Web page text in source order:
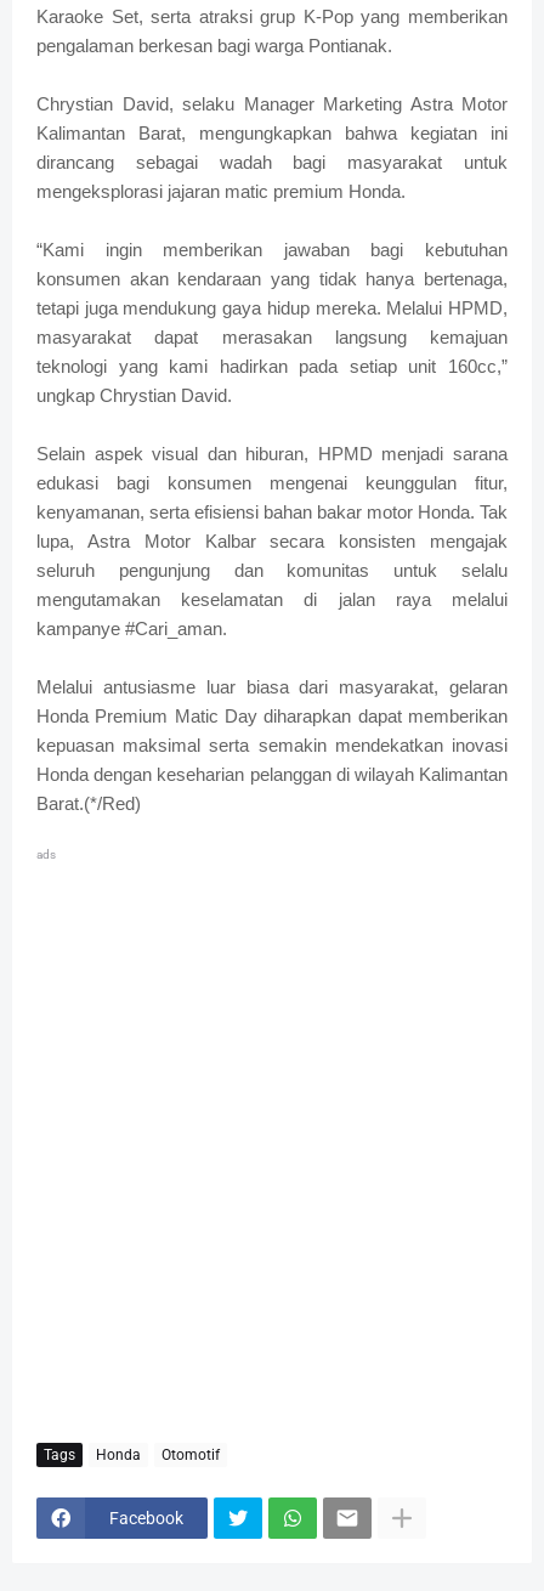
Karaoke Set, serta atraksi grup K-Pop yang memberikan
pengalaman berkesan bagi warga Pontianak.
Chrystian David, selaku Manager Marketing Astra Motor
Kalimantan Barat, mengungkapkan bahwa kegiatan ini
dirancang sebagai wadah bagi masyarakat untuk
mengeksplorasi jajaran matic premium Honda.
“Kami ingin memberikan jawaban bagi kebutuhan
konsumen akan kendaraan yang tidak hanya bertenaga,
tetapi juga mendukung gaya hidup mereka. Melalui HPMD,
masyarakat dapat merasakan langsung kemajuan
teknologi yang kami hadirkan pada setiap unit 160cc,”
ungkap Chrystian David.
Selain aspek visual dan hiburan, HPMD menjadi sarana
edukasi bagi konsumen mengenai keunggulan fitur,
kenyamanan, serta efisiensi bahan bakar motor Honda. Tak
lupa, Astra Motor Kalbar secara konsisten mengajak
seluruh pengunjung dan komunitas untuk selalu
mengutamakan keselamatan di jalan raya melalui
kampanye #Cari_aman.
Melalui antusiasme luar biasa dari masyarakat, gelaran
Honda Premium Matic Day diharapkan dapat memberikan
kepuasan maksimal serta semakin mendekatkan inovasi
Honda dengan keseharian pelanggan di wilayah Kalimantan
Barat.(*/Red)
ads
Tags Honda Otomotif
Facebook